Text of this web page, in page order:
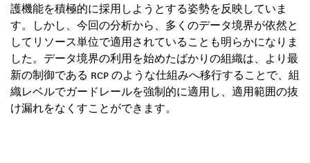
護機能を積極的に採用しようとする姿勢を反映していま
す。しかし、今回の分析から、多くのデータ境界が依然と
してリソース単位で適用されていることも明らかになりま
した。データ境界の利用を始めたばかりの組織は、より最
新の制御である RCP のような仕組みへ移行することで、組
織レベルでガードレールを強制的に適用し、適用範囲の抜
け漏れをなくすことができます。